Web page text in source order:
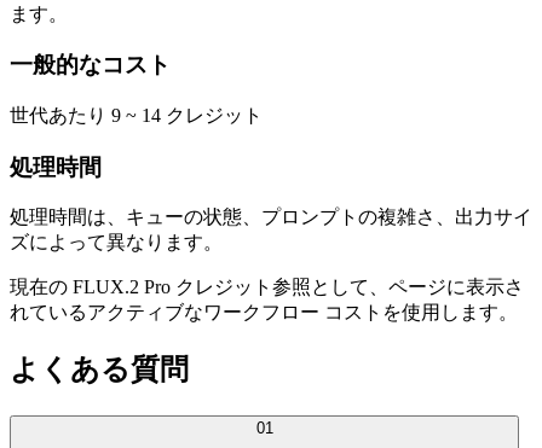
ます。
一般的なコスト
世代あたり 9 ~ 14 クレジット
処理時間
処理時間は、キューの状態、プロンプトの複雑さ、出力サイ
ズによって異なります。
現在の FLUX.2 Pro クレジット参照として、ページに表示さ
れているアクティブなワークフロー コストを使用します。
よくある質問
01